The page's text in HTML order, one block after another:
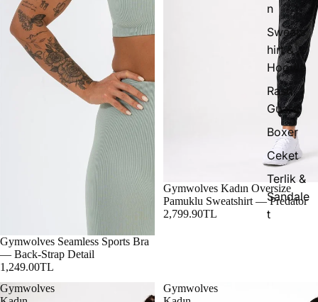
n
Sweats
hirt &
Hoodie
Rash
Guard
Boxer
Ceket
Terlik &
Sandale
t
Gymwolves Seamless Sports Bra
— Back-Strap Detail
1,249.00TL
Gymwolves Kadın Oversize
Pamuklu Sweatshirt — Predator
2,799.90TL
Gymwolves
Gymwolves